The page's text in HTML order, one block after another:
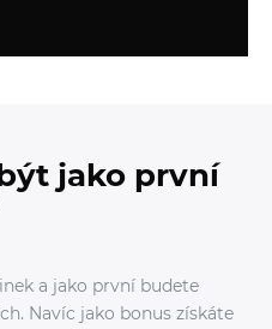
jako první
a jako první budete
Navíc jako bonus získáte